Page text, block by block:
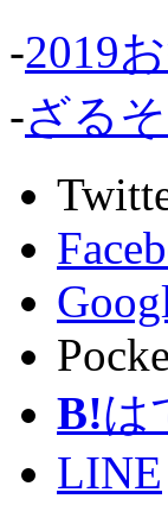
-2019
-ざる
B!は
LINE